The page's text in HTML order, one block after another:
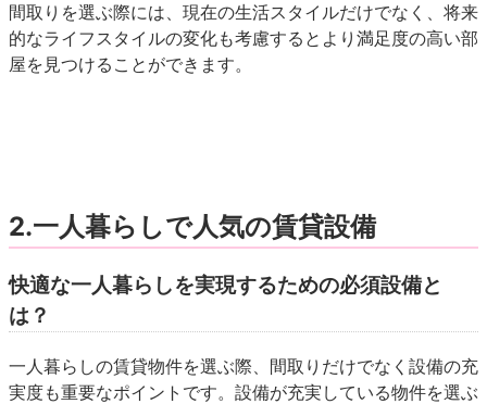
間取りを選ぶ際には、現在の生活スタイルだけでなく、将来
的なライフスタイルの変化も考慮するとより満足度の高い部
屋を見つけることができます。
2.一人暮らしで人気の賃貸設備
快適な一人暮らしを実現するための必須設備と
は？
一人暮らしの賃貸物件を選ぶ際、間取りだけでなく設備の充
実度も重要なポイントです。設備が充実している物件を選ぶ